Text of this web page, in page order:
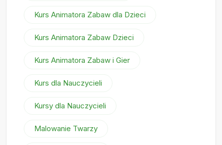
Kurs Animatora Zabaw dla Dzieci
Kurs Animatora Zabaw Dzieci
Kurs Animatora Zabaw i Gier
Kurs dla Nauczycieli
Kursy dla Nauczycieli
Malowanie Twarzy